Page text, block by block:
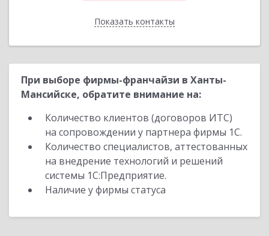
Показать контакты
Назад
При выборе фирмы-франчайзи в Ханты-
Мансийске, обратите внимание на:
Количество клиентов (договоров ИТС)
на сопровождении у партнера фирмы 1С.
Количество специалистов, аттестованных
на внедрение технологий и решений
системы 1С:Предприятие.
Наличие у фирмы статуса